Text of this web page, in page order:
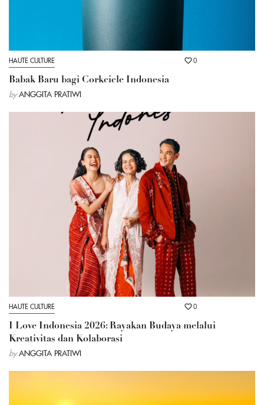
HAUTE CULTURE 0
Babak Baru bagi Corkcicle Indonesia
by ANGGITA PRATIWI
HAUTE CULTURE 0
I Love Indonesia 2026: Rayakan Budaya melalui
Kreativitas dan Kolaborasi
by ANGGITA PRATIWI